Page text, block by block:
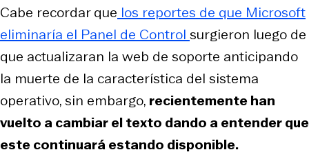
Cabe recordar que los reportes de que Microsoft
eliminaría el Panel de Control surgieron luego de
que actualizaran la web de soporte anticipando
la muerte de la característica del sistema
operativo, sin embargo, recientemente han
vuelto a cambiar el texto dando a entender que
este continuará estando disponible.